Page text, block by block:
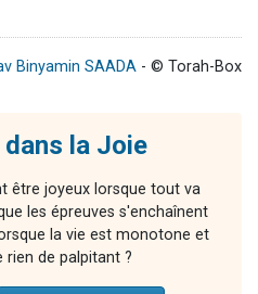
Binyamin SAADA - © Torah-Box
la Joie
être joyeux lorsque tout va
les épreuves s'enchaînent
la vie est monotone et
rien de palpitant ?